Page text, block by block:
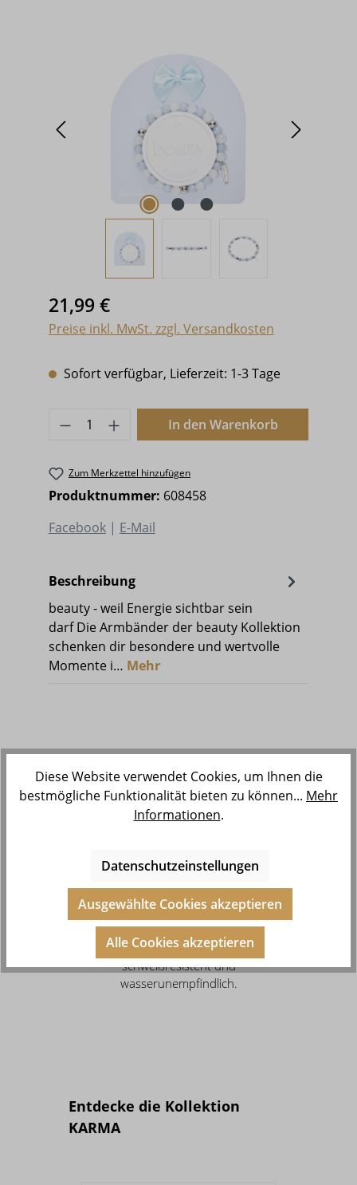
Regulärer Preis:
21,99 €
Preise inkl. MwSt. zzgl. Versandkosten
Sofort verfügbar, Lieferzeit: 1-3 Tage
Produkt Anzahl: Gib den
In den Warenkorb
Zum Merkzettel hinzufügen
Produktnummer: 608458
Facebook| E-Mail
Beschreibung
beauty - weil Energie sichtbar sein
darf Die Armbänder der beauty Kollektion
schenken dir besondere und wertvolle
Momente i… Mehr
auch dann bedenkenlos tragen,
wenn Du gegen Nickel und Co.
allergisch bist, denn unser Schmuck
besteht aus Edelstahl und ist 14
Karat vergoldet, 999 feinversilbert
oder rosévergoldet. Zudem ist er
schweißresistent und
wasserunempfindlich.
Produktgalerie überspringen
Entdecke die Kollektion
KARMA
Diese Website verwendet Cookies, um Ihnen die
bestmögliche Funktionalität bieten zu können... Mehr
Informationen.
Datenschutzeinstellungen
Ausgewählte Cookies akzeptieren
Alle Cookies akzeptieren